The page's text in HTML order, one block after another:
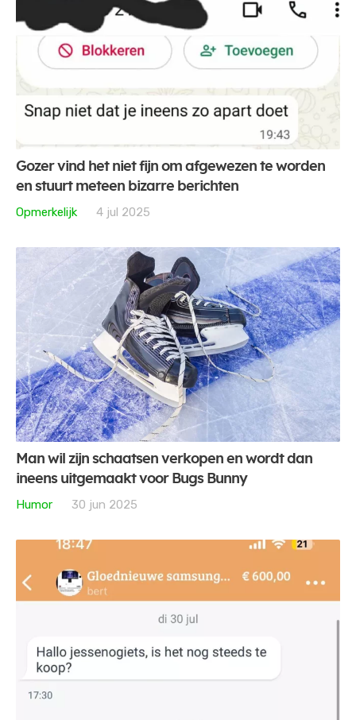
Gozer vind het niet fijn om afgewezen te worden
en stuurt meteen bizarre berichten
Opmerkelijk
4 jul 2025
Man wil zijn schaatsen verkopen en wordt dan
ineens uitgemaakt voor Bugs Bunny
Humor
30 jun 2025